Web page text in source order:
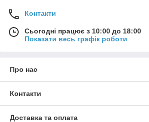
Контакти
Сьогодні працює з 10:00 до 18:00
Показати весь графік роботи
Про нас
Контакти
Доставка та оплата